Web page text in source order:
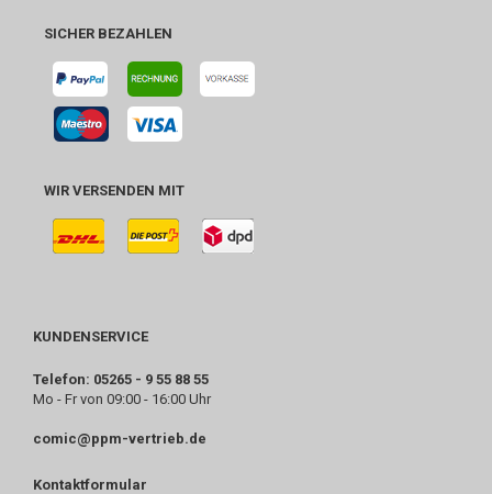
SICHER BEZAHLEN
WIR VERSENDEN MIT
KUNDENSERVICE
Telefon: 05265 - 9 55 88 55
Mo - Fr von 09:00 - 16:00 Uhr
comic@ppm-vertrieb.de
Kontaktformular